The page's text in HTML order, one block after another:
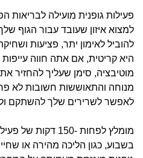
פעילות גופנית מועילה לבריאות
למצוא איזון שעובד עבור הגוף
להוביל לאימון יתר, פציעות
היא קריטית, אם אתה חווה
מוטיבציה, סימן שעליך להחזיר
מנוחה והתאוששות חשובות לא
לאפשר לשרירים שלך להשתקם
מומלץ לפחות -150
בשבוע, כגון הליכה מהירה או